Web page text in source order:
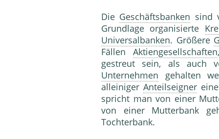
Die Geschäftsbanken sind
Grundlage organisierte
Universalbanken. Größere
Fällen Aktiengesellschaften
gestreut sein, als auch
Unternehmen gehalten
alleinigerAnteilseigner
spricht man von einer
von einer Mutterbank
Tochterbank.